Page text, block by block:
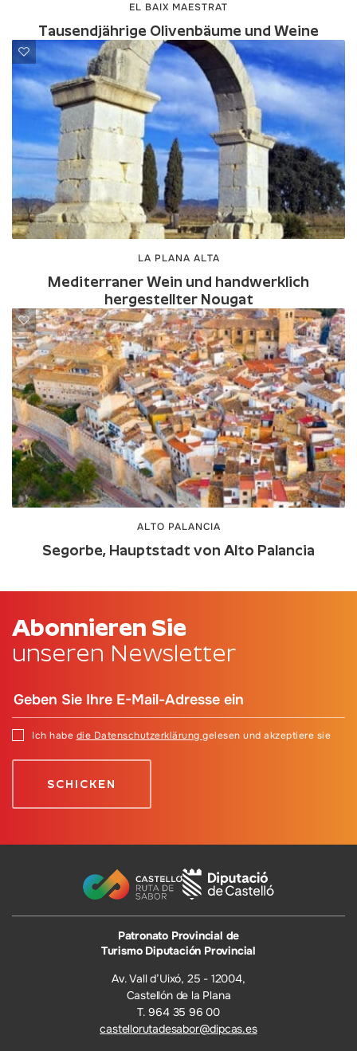
EL BAIX MAESTRAT
Tausendjährige Olivenbäume und Weine
LA PLANA ALTA
Mediterraner Wein und handwerklich
hergestellter Nougat
ALTO PALANCIA
Segorbe, Hauptstadt von Alto Palancia
Abonnieren Sie
unseren Newsletter
Ich habe die Datenschutzerklärung gelesen und akzeptiere sie
Patronato Provincial de
Turismo Diputación Provincial
Av. Vall d’Uixó, 25 - 12004,
Castellón de la Plana
T. 964 35 96 00
castellorutadesabor@dipcas.es